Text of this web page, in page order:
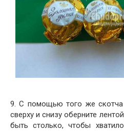
9. С помощью того же скотча
сверху и снизу оберните
быть столько, чтобы